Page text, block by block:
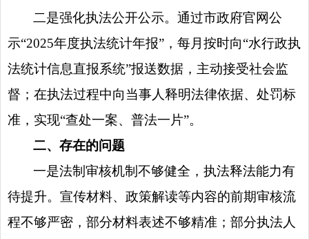
二是强化执法公开公示。通过市政府官网公
示“2025年度执法统计年报”，每月按时向“水行政执
法统计信息直报系统”报送数据，主动接受社会监
督；在执法过程中向当事人释明法律依据、处罚标
准，实现“查处一案、普法一片”。
二、存在的问题
一是法制审核机制不够健全，执法释法能力有
待提升。宣传材料、政策解读等内容的前期审核流
程不够严密，部分材料表述不够精准；部分执法人